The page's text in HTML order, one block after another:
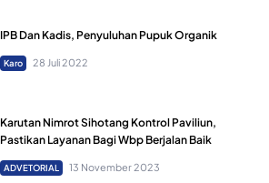
IPB Dan Kadis, Penyuluhan Pupuk Organik
Karo 28 Juli 2022
Karutan Nimrot Sihotang Kontrol Paviliun,
Pastikan Layanan Bagi Wbp Berjalan Baik
ADVETORIAL 13 November 2023